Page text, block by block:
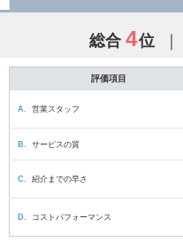
総合 4位
評価項目
A. 営業スタッフ
B. サービスの質
C. 紹介までの早さ
D. コストパフォーマンス